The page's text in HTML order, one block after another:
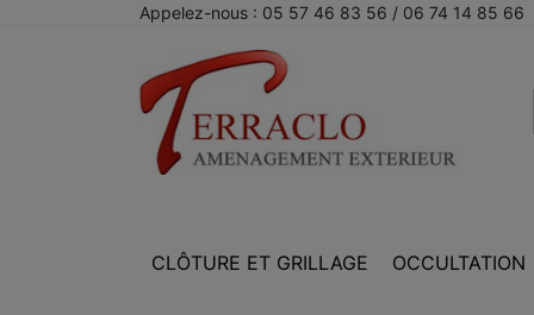
Appelez-nous : 05 57 46 83 56 / 06 74 14 85 66
CLÔTURE ET GRILLAGE OCCULTATION